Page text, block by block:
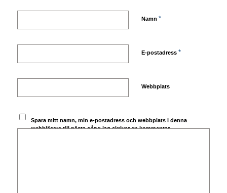
Namn *
E-postadress *
Webbplats
Spara mitt namn, min e-postadress och webbplats i denna
webbläsare till nästa gång jag skriver en kommentar.